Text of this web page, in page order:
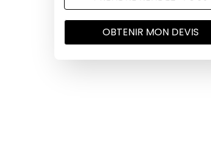
OBTENIR MON DEVIS